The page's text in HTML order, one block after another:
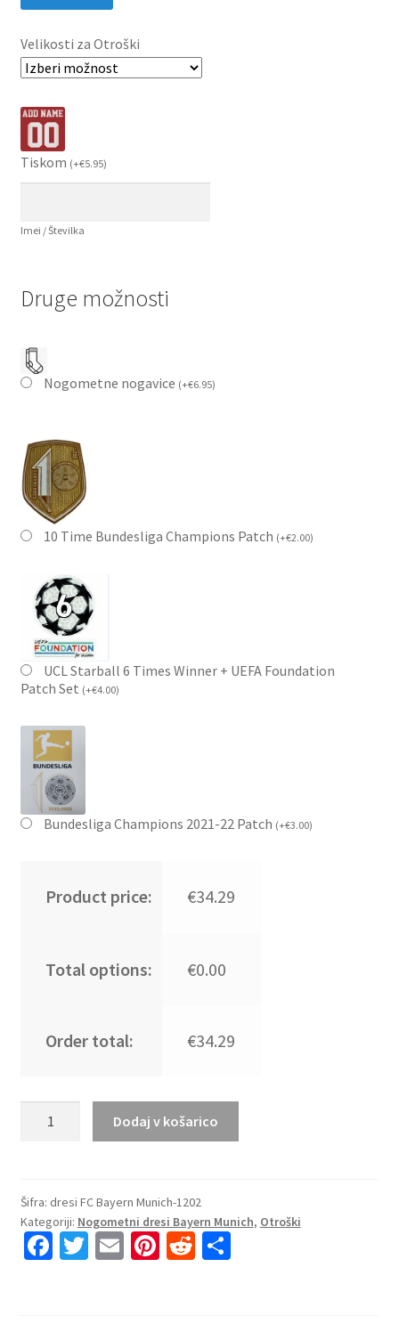
Velikosti za Otroški
Tiskom (+€5.95)
Imei / Številka
Druge možnosti
Nogometne nogavice (+€6.95)
10 Time Bundesliga Champions Patch (+€2.00)
UCL Starball 6 Times Winner + UEFA Foundation
Patch Set (+€4.00)
Bundesliga Champions 2021-22 Patch (+€3.00)
Product price: €34.29
Total options: €0.00
Order total: €34.29
dresi
kompleti
FC
Dodaj v košarico
Šifra: dresi FC Bayern Munich-1202
Kategoriji: Nogometni dresi Bayern Munich, Otroški
Fa T E Pi R S